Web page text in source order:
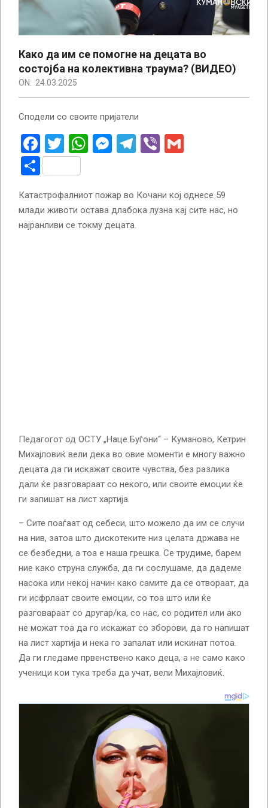
Како да им се помогне на децата во
состојба на колективна траума? (ВИДЕО)
ON: 24.03.2025
Сподели со своите пријатели
Facebook
Twitter
WhatsApp
Messenger
Telegram
Viber
Share
Катастрофалниот пожар во Кочани кој однесе 59
млади животи остава длабока лузна кај сите нас, но
најранливи се токму децата.
Педагогот од ОСТУ „Наце Буѓони“ – Куманово, Кетрин
Михајловиќ вели дека во овие моменти е многу важно
децата да ги искажат своите чувства, без разлика
дали ќе разговараат со некого, или своите емоции ќе
ги запишат на лист хартија.
– Сите поаѓаат од себеси, што можело да им се случи
на нив, затоа што дискотеките низ целата држава не
се безбедни, а тоа е наша грешка. Се трудиме, барем
ние како струна служба, да ги сослушаме, да дадеме
насока или некој начин како самите да се отвораат, да
ги исфрлаат своите емоции, со тоа што или ќе
разговараат со другар/ка, со нас, со родител или ако
не можат тоа да го искажат со зборови, да го напишат
на лист хартија и нека го запалат или искинат потоа.
Да ги гледаме првенствено како деца, а не само како
ученици кои тука треба да учат, вели Михајловиќ.